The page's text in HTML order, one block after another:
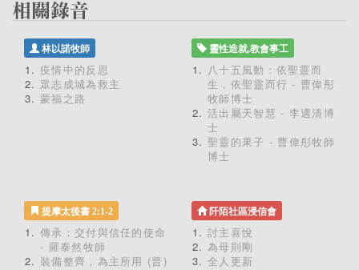
林以諾牧師
疫情中的反思
眾志成城為救主
蒙福之路
靈性造就,教會事工
八十五風動：依聖靈而
生，依聖靈而行 - 曹偉彤
牧師博士
活出屬天智慧 - 李適清博
士
聖靈的果子 - 曹偉彤牧師
博士
提摩太後書 2:1-2
傳承：交付與信任的使命
- 羅泰然牧師
裝備整齊，為主所用 (普)
阡陌社區浸信會
討主喜悅
為母則剛
全人更新